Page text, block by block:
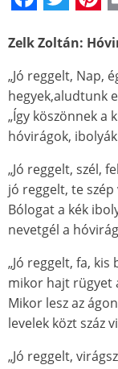
Zelk Zoltán:
„Jó reggelt, Nap,
hegyek,aludtunk
„Így köszönnek a
hóvirágok,
„Jó reggelt, szél,
jó reggelt, te szép
Bólogat a kék
nevetgél a
„Jó reggelt, fa, kis
mikor hajt rügyet
Mikor lesz az
levelek közt száz
„Jó reggelt,